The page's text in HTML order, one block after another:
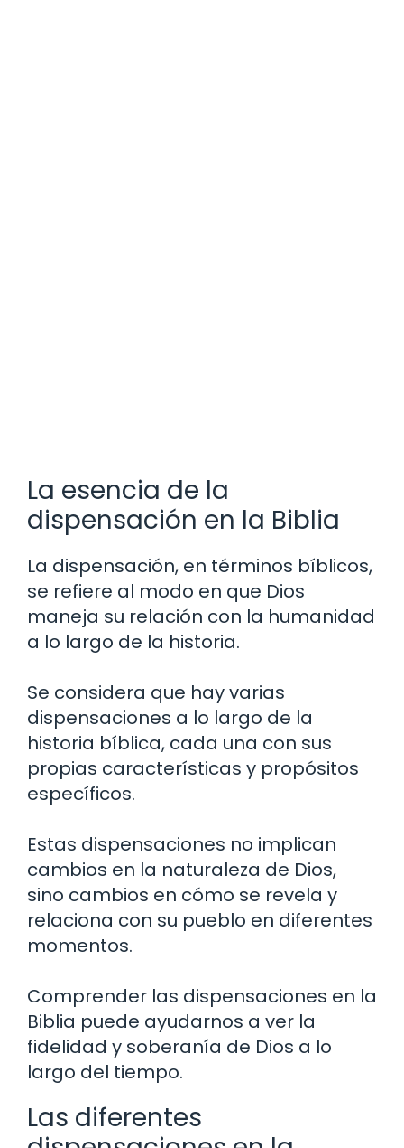
La esencia de la
dispensación en la Biblia
La dispensación, en términos bíblicos,
se refiere al modo en que Dios
maneja su relación con la humanidad
a lo largo de la historia.
Se considera que hay varias
dispensaciones a lo largo de la
historia bíblica, cada una con sus
propias características y propósitos
específicos.
Estas dispensaciones no implican
cambios en la naturaleza de Dios,
sino cambios en cómo se revela y
relaciona con su pueblo en diferentes
momentos.
Comprender las dispensaciones en la
Biblia puede ayudarnos a ver la
fidelidad y soberanía de Dios a lo
largo del tiempo.
Las diferentes